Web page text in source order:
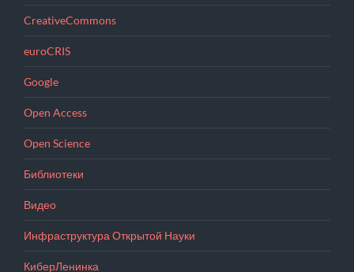
CreativeCommons
euroCRIS
Google
Open Access
Open Science
Библиотеки
Видео
Инфраструктура Открытой Науки
КиберЛенинка